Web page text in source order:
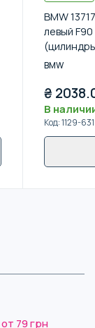
BMW
левый F90
BMW
₴
В
Код:1129-631
от 79 грн